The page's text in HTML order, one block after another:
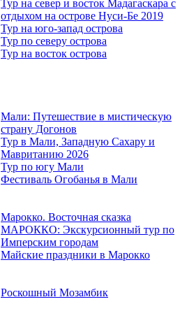
Тур на север и восток Мадагаскара с
отдыхом на острове Нуси-Бе 2019
Тур на юго-запад острова
Тур по северу острова
Тур на восток острова
Мали: Путешествие в мистическую
страну Догонов
Тур в Мали, Западную Сахару и
Мавританию 2026
Тур по югу Мали
Фестиваль Огобанья в Мали
Марокко. Восточная сказка
МАРОККО: Экскурсионный тур по
Имперским городам
Майские праздники в Марокко
Роскошный Мозамбик